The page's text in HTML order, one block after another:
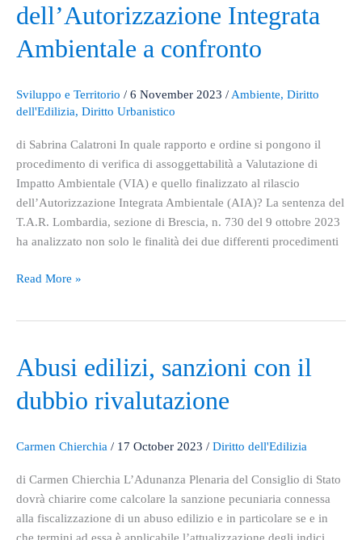
dell’Autorizzazione Integrata
Ambientale a confronto
Sviluppo e Territorio / 6 November 2023 /Ambiente, Diritto
dell'Edilizia, Diritto Urbanistico
di Sabrina Calatroni In quale rapporto e ordine si pongono il
procedimento di verifica di assoggettabilità a Valutazione di
Impatto Ambientale (VIA) e quello finalizzato al rilascio
dell’Autorizzazione Integrata Ambientale (AIA)? La sentenza del
T.A.R. Lombardia, sezione di Brescia, n. 730 del 9 ottobre 2023
ha analizzato non solo le finalità dei due differenti procedimenti
VIA
di
dell’Autorizzazione
Integrata
confronto
Read More »
Abusi edilizi, sanzioni con il
dubbio rivalutazione
Carmen Chierchia / 17 October 2023 / Diritto dell'Edilizia
di Carmen Chierchia L’Adunanza Plenaria del Consiglio di Stato
dovrà chiarire come calcolare la sanzione pecuniaria connessa
alla fiscalizzazione di un abuso edilizio e in particolare se e in
che termini ad essa è applicabile l’attualizzazione degli indici
Abusi
edilizi,
sanzioni
rivalutazione